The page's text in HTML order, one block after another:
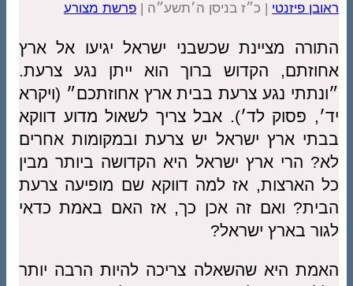
ראובן פיזנטי | כ״ז בניסן ה׳תשע״ה | פרשת מצורע
התורה מציינת שכשבני ישראל יגיעו אל ארץ
אחוזתם, הקדוש ברוך הוא ייתן נגע צרעת.
״ונתתי נגע צרעת בבית ארץ אחוזתכם״ (ויקרא
יד׳, פסוק לד׳). אבל צריך לשאול מדוע דווקא
בבתי ארץ ישראל יש צרעת ובמקומות אחרים
לא? הרי ארץ ישראל היא הקדושה ביותר מבין
כל הארצות, אז למה דווקא שם מופיעה צרעת
הבית? ואם זה אכן כך, אז האם באמת כדאי
לגור בארץ ישראל?
האמת היא שהשאלה צריכה להיות הרבה יותר